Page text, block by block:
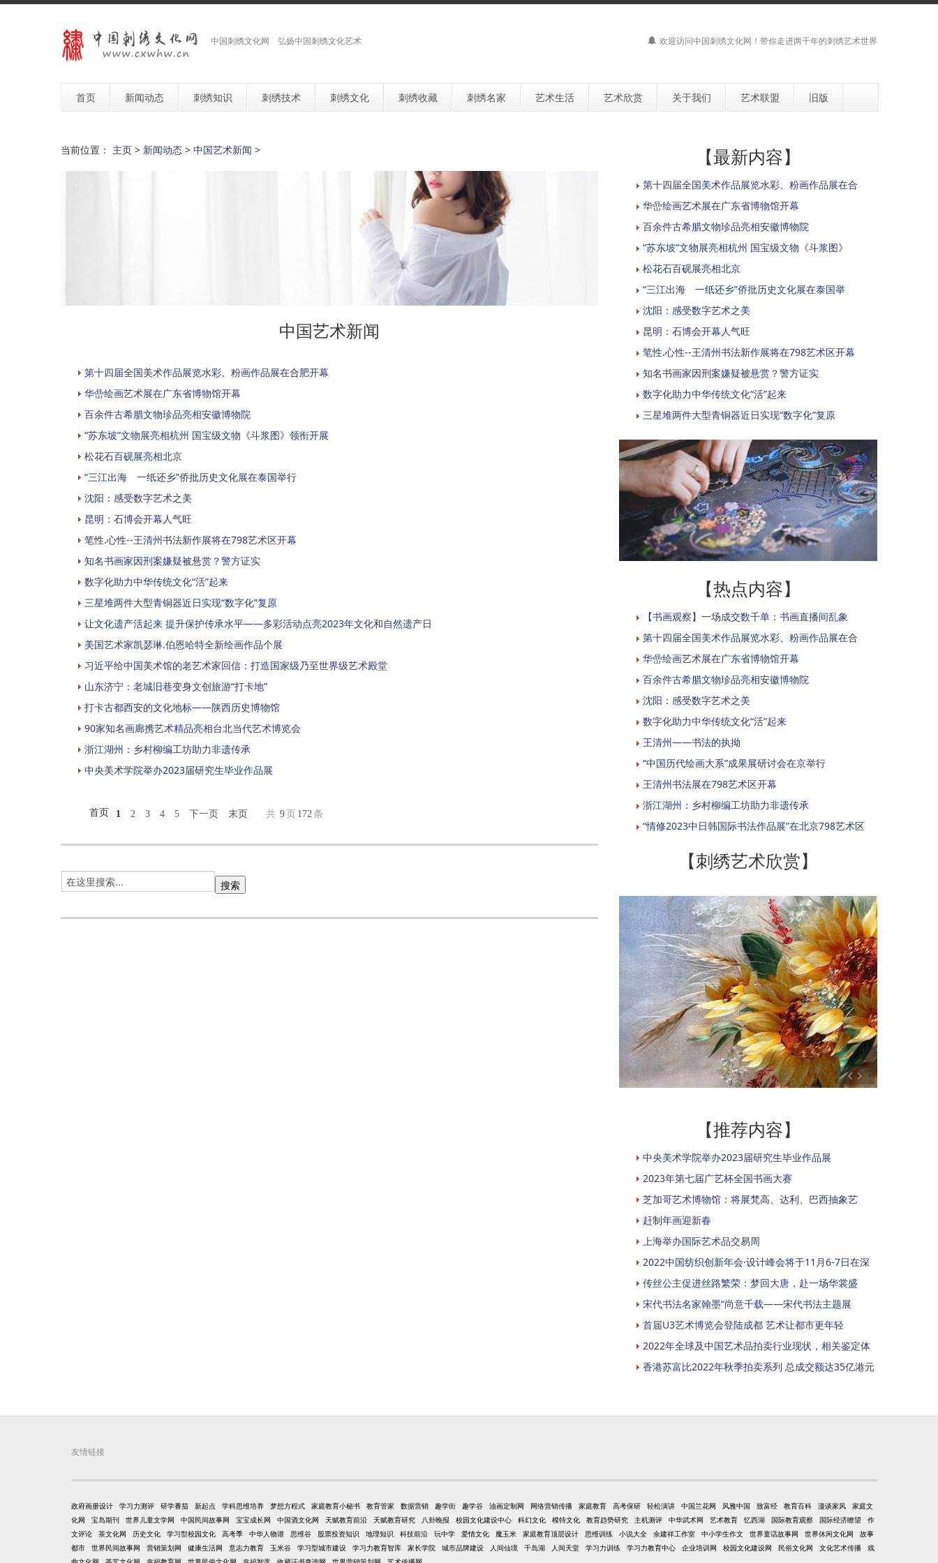
中国刺绣文化网 弘扬中国刺绣文化艺术 欢迎访问中国刺绣文化网 ！带你走进两千年的刺绣艺术世界
首页 新闻动态 刺绣知识 刺绣技术 刺绣文化 刺绣收藏 刺绣名家 艺术生活 艺术欣赏 关于我们 艺术联盟 旧版
当前位置： 主页 > 新闻动态 > 中国艺术新闻 >
中国艺术新闻
第十四届全国美术作品展览水彩、粉画作品展在合肥开幕
华嵒绘画艺术展在广东省博物馆开幕
百余件古希腊文物珍品亮相安徽博物院
“苏东坡”文物展亮相杭州 国宝级文物《斗浆图》领衔开展
松花石百砚展亮相北京
“三江出海 一纸还乡”侨批历史文化展在泰国举行
沈阳：感受数字艺术之美
昆明：石博会开幕人气旺
笔性.心性--王清州书法新作展将在798艺术区开幕
知名书画家因刑案嫌疑被悬赏？警方证实
数字化助力中华传统文化“活”起来
三星堆两件大型青铜器近日实现“数字化”复原
让文化遗产活起来 提升保护传承水平——多彩活动点亮2023年文化和自然遗产日
美国艺术家凯瑟琳.伯恩哈特全新绘画作品个展
习近平给中国美术馆的老艺术家回信：打造国家级乃至世界级艺术殿堂
山东济宁：老城旧巷变身文创旅游“打卡地”
打卡古都西安的文化地标——陕西历史博物馆
90家知名画廊携艺术精品亮相台北当代艺术博览会
浙江湖州：乡村柳编工坊助力非遗传承
中央美术学院举办2023届研究生毕业作品展
首页 1 2 3 4 5 下一页 末页 共 9页 172 条
【最新内容】
第十四届全国美术作品展览水彩、粉画作品展在合
华嵒绘画艺术展在广东省博物馆开幕
百余件古希腊文物珍品亮相安徽博物院
“苏东坡”文物展亮相杭州 国宝级文物《斗浆图》
松花石百砚展亮相北京
“三江出海 一纸还乡”侨批历史文化展在泰国举
沈阳：感受数字艺术之美
昆明：石博会开幕人气旺
笔性.心性--王清州书法新作展将在798艺术区开幕
知名书画家因刑案嫌疑被悬赏？警方证实
数字化助力中华传统文化“活”起来
三星堆两件大型青铜器近日实现“数字化”复原
【热点内容】
【书画观察】一场成交数千单：书画直播间乱象
第十四届全国美术作品展览水彩、粉画作品展在合
华嵒绘画艺术展在广东省博物馆开幕
百余件古希腊文物珍品亮相安徽博物院
沈阳：感受数字艺术之美
数字化助力中华传统文化“活”起来
王清州——书法的执拗
“中国历代绘画大系”成果展研讨会在京举行
王清州书法展在798艺术区开幕
浙江湖州：乡村柳编工坊助力非遗传承
“情修2023中日韩国际书法作品展”在北京798艺术区
【刺绣艺术欣赏】
【推荐内容】
中央美术学院举办2023届研究生毕业作品展
2023年第七届广艺杯全国书画大赛
芝加哥艺术博物馆：将展梵高、达利、巴西抽象艺
赶制年画迎新春
上海举办国际艺术品交易周
2022中国纺织创新年会·设计峰会将于11月6-7日在深
传丝公主促进丝路繁荣：梦回大唐，赴一场华裳盛
宋代书法名家翰墨“尚意千载——宋代书法主题展
首届U3艺术博览会登陆成都 艺术让都市更年轻
2022年全球及中国艺术品拍卖行业现状，相关鉴定体
香港苏富比2022年秋季拍卖系列 总成交额达35亿港元
友情链接
政府画册设计 学习力测评 研学番茄 新起点 学科思维培养 梦想方程式 家庭教育小秘书 教育管家 数据营销 趣学街 趣学谷 油画定制网 网络营销传播 家庭教育 高考保研 轻松演讲 中国兰花网 风雅中国 致富经 教育百科 漫谈家风
家庭文
化网
宝岛期刊 世界儿童文学网 中国民间故事网 宝宝成长网 中国酒文化网 天赋教育前沿 天赋教育研究 八卦晚报 校园文化建设中心 科幻文化 模特文化 教育趋势研究 主机测评 中华武术网 艺术教育 忆西湖 国际教育观察 国际经济瞭望
作
文评论
茶文化网 历史文化 学习型校园文化 高考季 中华人物谱 思维谷 股票投资知识 地理知识 科技前沿 玩中学 爱情文化 魔玉米 家庭教育顶层设计 思维训练 小说大全 余建祥工作室 中小学生作文 世界童话故事网 世界休闲文化网
故事
都市
世界民间故事网 营销策划网 健康生活网 意志力教育 玉米谷 学习型城市建设 学习力教育智库 家长学院 城市品牌建设 人间仙境 千岛湖 人间天堂 学习力训练 学习力教育中心 企业培训网 校园文化建设网 民俗文化网 文化艺术传播
戏